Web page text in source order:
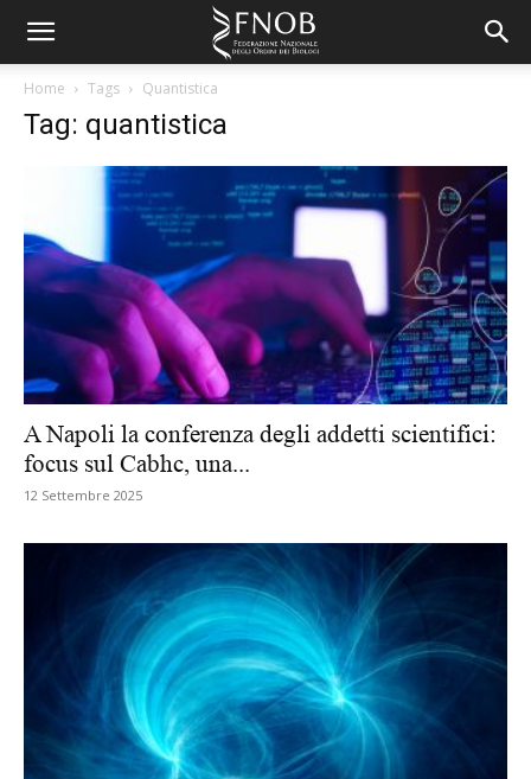
Home Tags Quantistica
Tag: quantistica
A Napoli la conferenza degli addetti scientifici:
focus sul Cabhc, una...
12 Settembre 2025